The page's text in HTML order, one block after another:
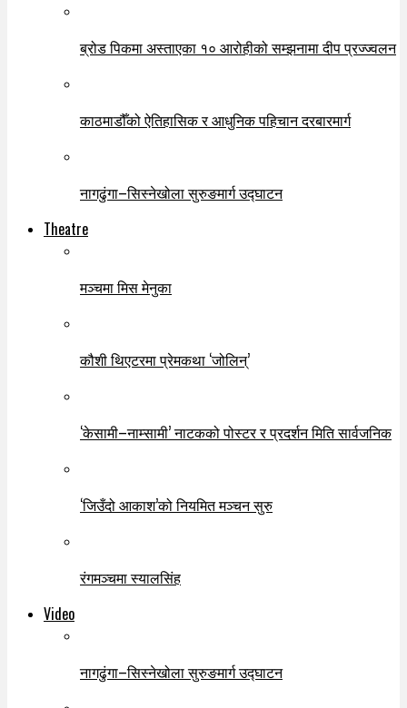
ब्रोड पिकमा अस्ताएका १० आरोहीको सम्झनामा दीप प्रज्ज्वलन
काठमाडौँको ऐतिहासिक र आधुनिक पहिचान दरबारमार्ग
नागढुंगा–सिस्नेखोला सुरुङमार्ग उद्घाटन
Theatre
मञ्चमा मिस मेनुका
कौशी थिएटरमा प्रेमकथा ‘जोलिन्’
‘केसामी–नाम्सामी’ नाटकको पोस्टर र प्रदर्शन मिति सार्वजनिक
‘जिउँदो आकाश’को नियमित मञ्चन सुरु
रंगमञ्चमा स्यालसिंह
Video
नागढुंगा–सिस्नेखोला सुरुङमार्ग उद्घाटन